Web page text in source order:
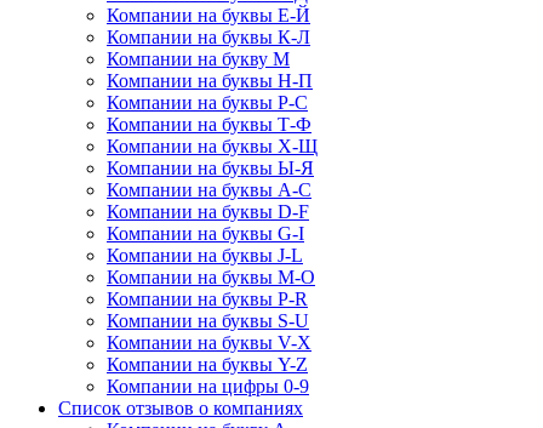
Компании на буквы Е-Й
Компании на буквы К-Л
Компании на букву М
Компании на буквы Н-П
Компании на буквы Р-С
Компании на буквы Т-Ф
Компании на буквы Х-Щ
Компании на буквы Ы-Я
Компании на буквы A-C
Компании на буквы D-F
Компании на буквы G-I
Компании на буквы J-L
Компании на буквы M-O
Компании на буквы P-R
Компании на буквы S-U
Компании на буквы V-X
Компании на буквы Y-Z
Компании на цифры 0-9
Список отзывов о компаниях